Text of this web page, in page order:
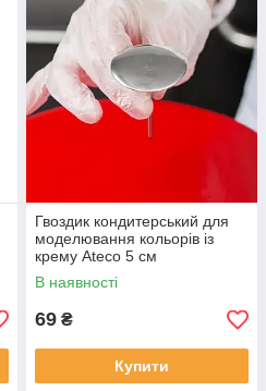
Гвоздик кондитерський для
моделювання кольорів із
крему Ateco 5 см
В наявності
69 ₴
Купити